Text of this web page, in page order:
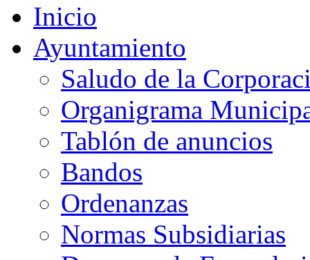
Inicio
Ayuntamiento
Saludo de la
Organigrama
Tablón de anuncios
Bandos
Ordenanzas
Normas Subsidiarias